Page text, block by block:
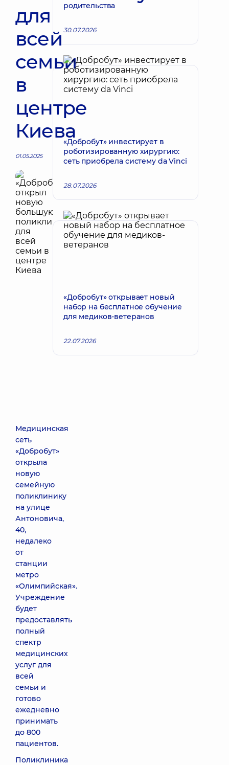
для
всей
семьи
в
центре
Киева
01.05.2025
Медицинская
сеть
«Добробут»
открыла
новую
семейную
поликлинику
на улице
Антоновича,
40,
недалеко
от
станции
метро
«Олимпийская».
Учреждение
будет
предоставлять
полный
спектр
медицинских
услуг для
всей
семьи и
готово
ежедневно
принимать
до 800
пациентов.
Поликлиника
родительства
30.07.2026
«Добробут» инвестирует в
роботизированную хирургию:
сеть приобрела систему da Vinci
28.07.2026
«Добробут» открывает новый
набор на бесплатное обучение
для медиков-ветеранов
22.07.2026